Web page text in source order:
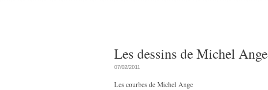
Les dessins de Michel Ange
07/02/2011
Les courbes de Michel Ange